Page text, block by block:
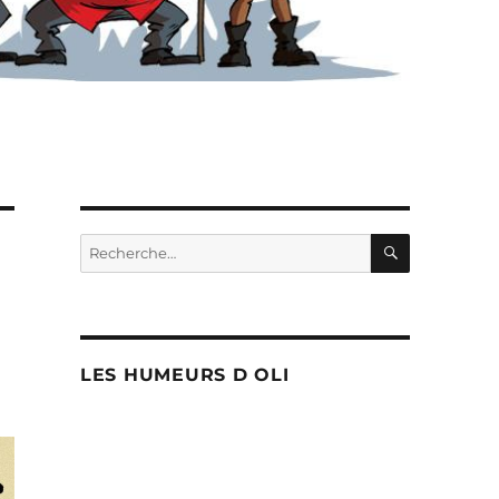
Recherche
pour :
LES HUMEURS D OLI